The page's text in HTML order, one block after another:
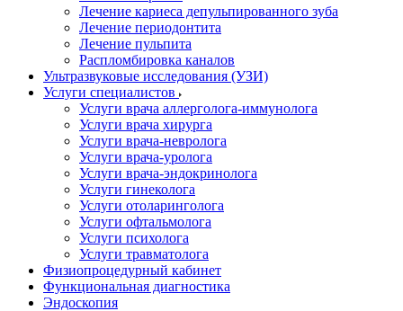
Лечение кариеса депульпированного зуба
Лечение периодонтита
Лечение пульпита
Распломбировка каналов
Ультразвуковые исследования (УЗИ)
Услуги специалистов
Услуги врача аллерголога-иммунолога
Услуги врача хирурга
Услуги врача-невролога
Услуги врача-уролога
Услуги врача-эндокринолога
Услуги гинеколога
Услуги отоларинголога
Услуги офтальмолога
Услуги психолога
Услуги травматолога
Физиопроцедурный кабинет
Функциональная диагностика
Эндоскопия